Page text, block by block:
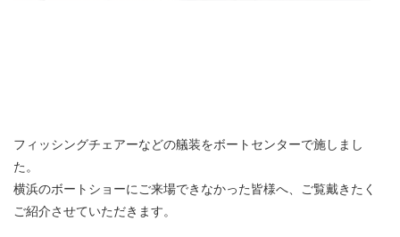
フィッシングチェアーなどの艤装をボートセンターで施しまし
た。
横浜のボートショーにご来場できなかった皆様へ、ご覧戴きたく
ご紹介させていただきます。